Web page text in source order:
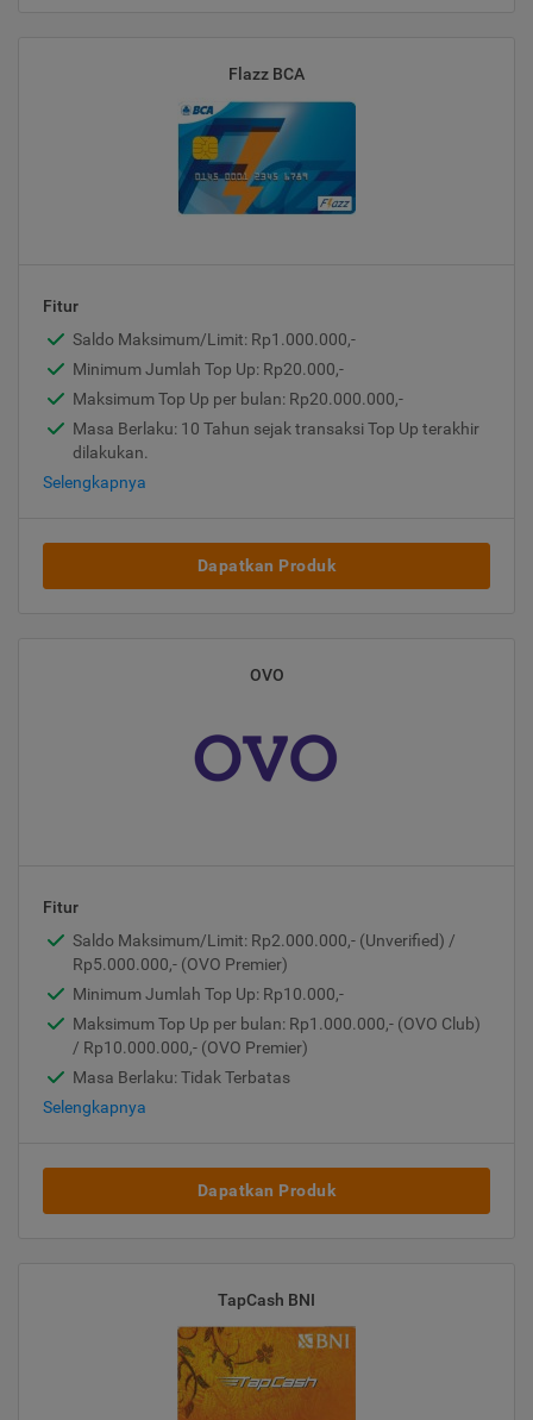
Flazz BCA
Fitur
Saldo Maksimum/Limit: Rp1.000.000,-
Minimum Jumlah Top Up: Rp20.000,-
Maksimum Top Up per bulan: Rp20.000.000,-
Masa Berlaku: 10 Tahun sejak transaksi Top Up terakhir
dilakukan.
Selengkapnya
Dapatkan Produk
OVO
Fitur
Saldo Maksimum/Limit: Rp2.000.000,- (Unverified) /
Rp5.000.000,- (OVO Premier)
Minimum Jumlah Top Up: Rp10.000,-
Maksimum Top Up per bulan: Rp1.000.000,- (OVO Club)
/ Rp10.000.000,- (OVO Premier)
Masa Berlaku: Tidak Terbatas
Selengkapnya
Dapatkan Produk
TapCash BNI